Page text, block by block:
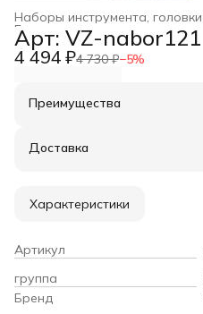
Наборы инструмента, головки
Главная
Арт: VZ-nabor121
4 494 ₽4 730 ₽−5%
Преимущества
Оплата частями в Сплит
Удобный возврат
Доставка
Характеристики
Артикул
группа
Бренд